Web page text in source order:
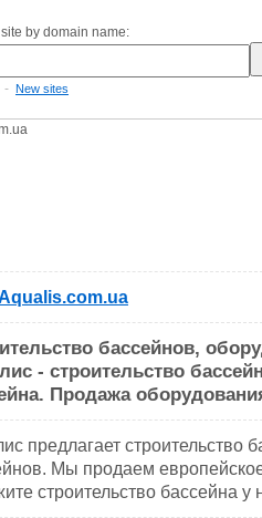
by domain name:
- New sites
бассейнов,
- строительство
Продажа
предлагает строительство
Мы продаем
строительство бассейна у